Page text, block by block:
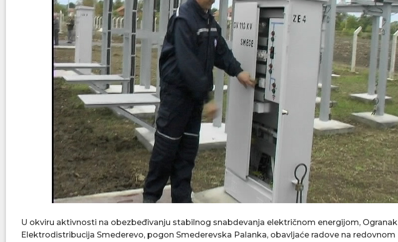
U okviru aktivnosti na obezbeđivanju stabilnog snabdevanja električnom energijom, Ogranak
Elektrodistribucija Smederevo, pogon Smederevska Palanka, obavljaće radove na redovnom